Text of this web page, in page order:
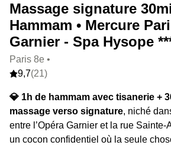
Massage signature
Hammam • Mercure
Garnier - Spa Hysope
Paris 8e •
9,7(21)
💎 1h de hammam avec tisanerie +
massage verso signature, niché
entre l’Opéra Garnier et la rue Sainte-
un cocon confidentiel où la seule